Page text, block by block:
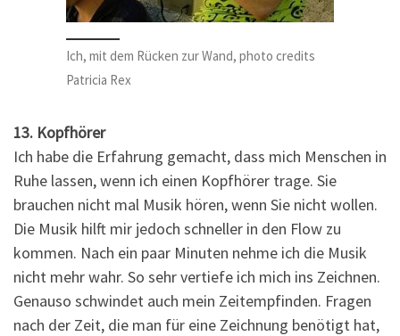
Ich, mit dem Rücken zur Wand, photo credits
Patricia Rex
13. Kopfhörer
Ich habe die Erfahrung gemacht, dass mich Menschen in
Ruhe lassen, wenn ich einen Kopfhörer trage. Sie
brauchen nicht mal Musik hören, wenn Sie nicht wollen.
Die Musik hilft mir jedoch schneller in den Flow zu
kommen. Nach ein paar Minuten nehme ich die Musik
nicht mehr wahr. So sehr vertiefe ich mich ins Zeichnen.
Genauso schwindet auch mein Zeitempfinden. Fragen
nach der Zeit, die man für eine Zeichnung benötigt hat,